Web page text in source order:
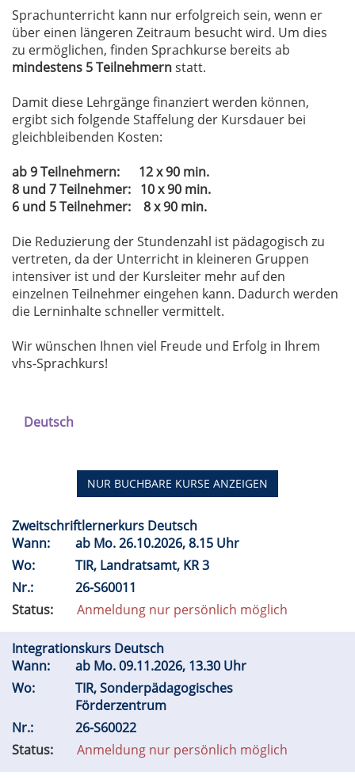
Sprachunterricht kann nur erfolgreich sein, wenn er
über einen längeren Zeitraum besucht wird. Um dies
zu ermöglichen, finden Sprachkurse bereits ab
mindestens 5 Teilnehmernstatt.
Damit diese Lehrgänge finanziert werden können,
ergibt sich folgende Staffelung der Kursdauer bei
gleichbleibenden Kosten:
ab 9 Teilnehmern: 12 x 90 min.
8 und 7 Teilnehmer: 10 x 90 min.
6 und 5 Teilnehmer: 8 x 90 min.
Die Reduzierung der Stundenzahl ist pädagogisch zu
vertreten, da der Unterricht in kleineren Gruppen
intensiver ist und der Kursleiter mehr auf den
einzelnen Teilnehmer eingehen kann. Dadurch werden
die Lerninhalte schneller vermittelt.
Wir wünschen Ihnen viel Freude und Erfolg in Ihrem
vhs-Sprachkurs!
Deutsch
NUR BUCHBARE KURSE ANZEIGEN
Zweitschriftlernerkurs Deutsch
Wann:
ab Mo.26.10.2026, 8.15 Uhr
Wo:
TIR, Landratsamt, KR 3
Nr.:
26-S60011
Status:
Anmeldung nur persönlich möglich
Integrationskurs Deutsch
Wann:
ab Mo.09.11.2026, 13.30 Uhr
Wo:
TIR, Sonderpädagogisches
Förderzentrum
Nr.:
26-S60022
Status:
Anmeldung nur persönlich möglich